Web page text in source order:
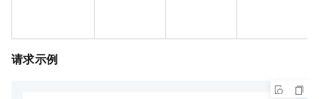
请求示例